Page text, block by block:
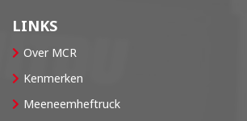
LINKS
Over MCR
Kenmerken
Meeneemheftruck